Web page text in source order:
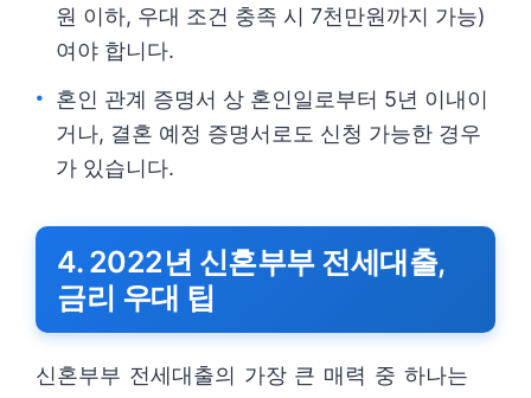
원 이하, 우대 조건 충족 시 7천만원까지 가능)
여야 합니다.
혼인 관계 증명서 상 혼인일로부터 5년 이내이
거나, 결혼 예정 증명서로도 신청 가능한 경우
가 있습니다.
4. 2022년 신혼부부 전세대출,
금리 우대 팁
신혼부부 전세대출의 가장 큰 매력 중 하나는